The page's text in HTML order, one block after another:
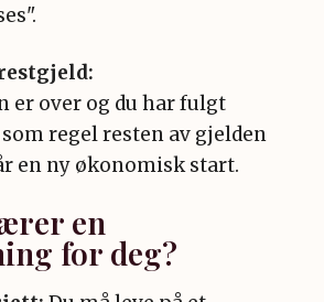
er over og du har fulgt
regel resten av gjelden
en ny økonomisk start.
en
for deg?